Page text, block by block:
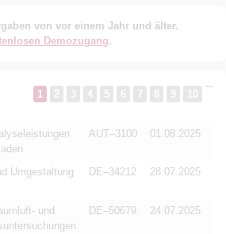
von vor einem Jahr und älter.
Demozugang.
1 2 3 4 5 6 7 8 9 10
AUT–3100 01.08.2025
Umgestaltung
DE–34212 28.07.2025
und
DE–50679 24.07.2025